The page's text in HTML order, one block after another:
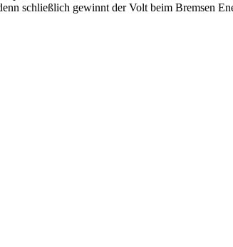
schließlich gewinnt der Volt beim Bremsen